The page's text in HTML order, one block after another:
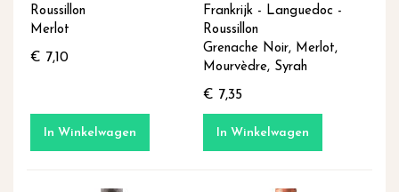
Roussillon
Merlot
€ 7,10
In Winkelwagen
Frankrijk - Languedoc -
Roussillon
Grenache Noir, Merlot,
Mourvèdre, Syrah
€ 7,35
In Winkelwagen